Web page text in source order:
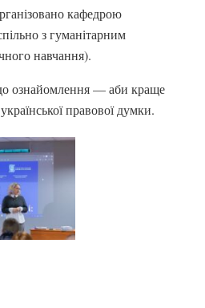
кафедрою
з гуманітарним
навчання).
ознайомлення — аби краще
правової думки.